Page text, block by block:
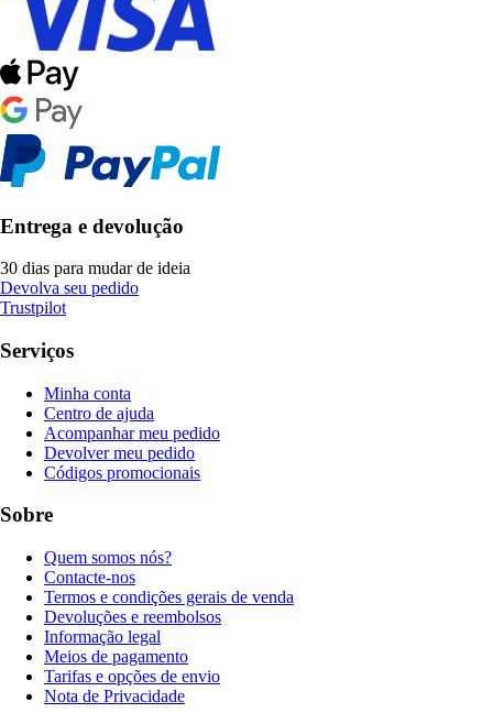
Entrega e devolução
30 dias para mudar de ideia
Devolva seu pedido
Trustpilot
Serviços
Minha conta
Centro de ajuda
Acompanhar meu pedido
Devolver meu pedido
Códigos promocionais
Sobre
Quem somos nós?
Contacte-nos
Termos e condições gerais de venda
Devoluções e reembolsos
Informação legal
Meios de pagamento
Tarifas e opções de envio
Nota de Privacidade